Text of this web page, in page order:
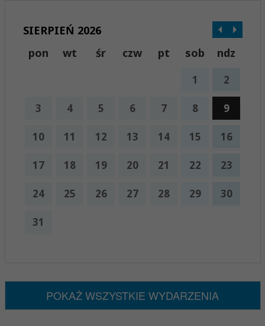
SIERPIEŃ 2026
pon
wt śr czw pt sob ndz
1 2
3 4 5 6 7 8 9
10 11 12 13 14 15 16
17 18 19 20 21 22 23
24 25 26 27 28 29 30
31
POKAŻ WSZYSTKIE WYDARZENIA